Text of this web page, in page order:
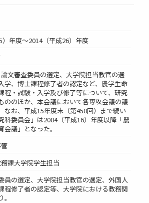
年度～2014（平成26）年度
文審査委員の選定、大学院担当教官の選
学、博士課程修了者の認定など、農学生命
程・試験・入学及び修了等について、研究
ののほか、本会議において各専攻会議の議
なお、平成15年度末（第450回）まで続い
科委員会」は2004（平成16）年度以降「農
議」となった。
課大学院学生担当
員の選定、大学院担当教官の選定、外国人
程修了者の認定等、大学院における教務関